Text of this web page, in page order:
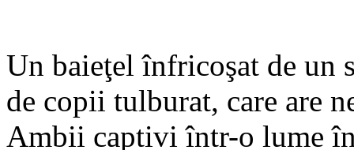
Un baieţel înfricoşat de un
de copii tulburat, care are
Ambii captivi într-o lume în